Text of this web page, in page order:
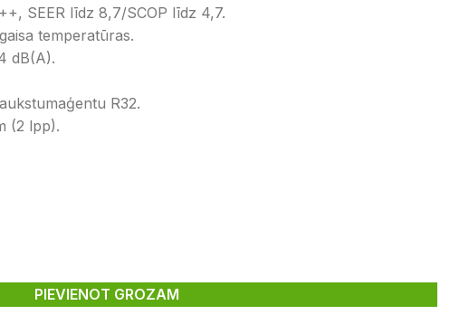
SEER līdz 8,7/SCOP līdz 4,7.
temperatūras.
dB(A).
R32.
(2 lpp).
PIEVIENOT GROZAM